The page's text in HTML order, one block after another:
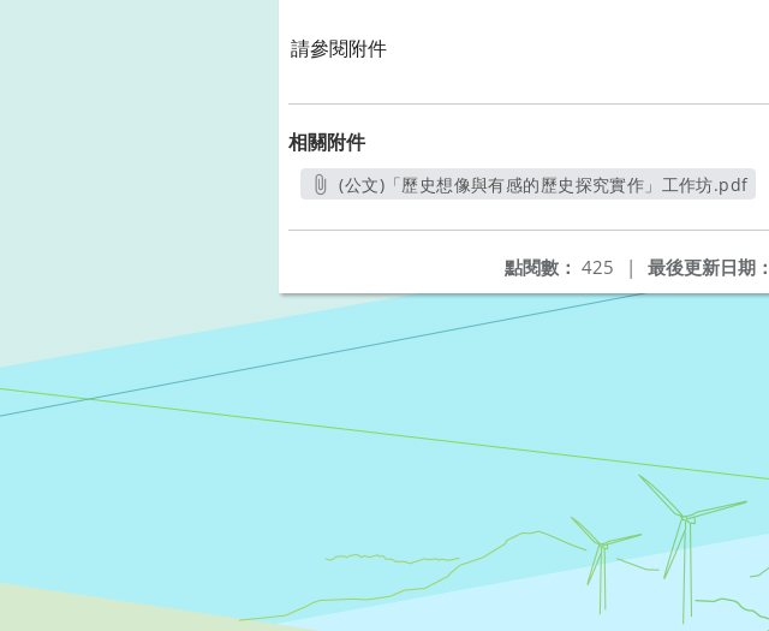
請參閱附件
相關附件
(公文)「歷史想像與有感的歷史探究實作」工作坊.pdf
最後更新日期：
點閱數： 425 |